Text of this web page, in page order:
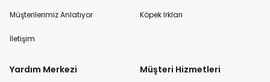
Müşterilerimiz Anlatıyor
İletişim
Köpek Irkları
Yardım Merkezi Müşteri Hizmetleri